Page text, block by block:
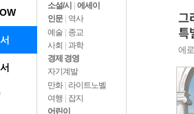
소설/시
에세이
인문
역사
예술 | 종교
사회 | 과학
경제 경영
자기계발
만화 | 라이트노벨
여행
잡지
어린이